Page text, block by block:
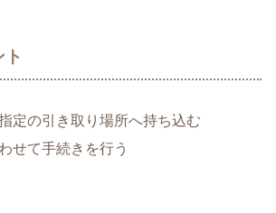
定の引き取り場所へ持ち込む
せて手続きを行う